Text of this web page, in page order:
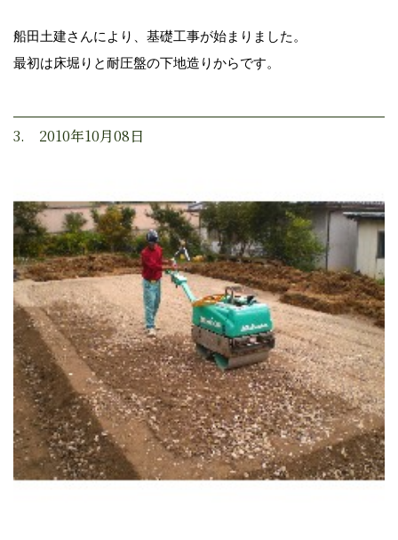
船田土建さんにより、基礎工事が始まりました。
最初は床堀りと耐圧盤の下地造りからです。
3. 2010年10月08日